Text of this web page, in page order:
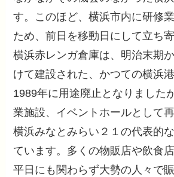
す。このほど、横浜市内に研修
ため、前日を移動日にして立ち
横浜赤レンガ倉庫は、明治末期
けて建設された、かつての横浜
1989年に用途廃止となりました
業施設、イベントホールとして
横浜みなとみらい２１の代表的
ています。多くの物販店や飲食
平日にも関わらず大勢の人々で